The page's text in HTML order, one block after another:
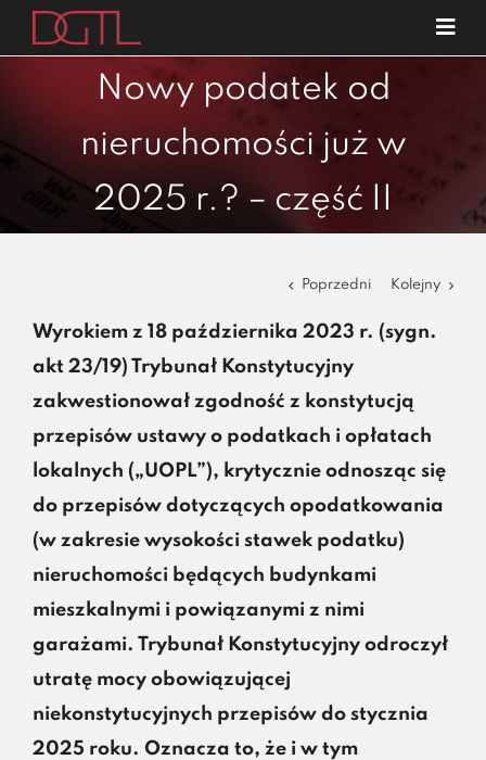
Przejdź
zawartości
publikacje
Nowy podatek od
nieruchomości już w
2025 r.? – część II
Poprzedni Kolejny
Wyrokiem z 18 października 2023 r. (sygn.
akt 23/19) Trybunał Konstytucyjny
zakwestionował zgodność z konstytucją
przepisów ustawy o podatkach i opłatach
lokalnych („UOPL”), krytycznie odnosząc się
do przepisów dotyczących opodatkowania
(w zakresie wysokości stawek podatku)
nieruchomości będących budynkami
mieszkalnymi i powiązanymi z nimi
garażami. Trybunał Konstytucyjny odroczył
utratę mocy obowiązującej
niekonstytucyjnych przepisów do stycznia
2025 roku. Oznacza to, że i w tym